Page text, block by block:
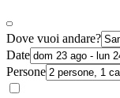
Dove vuoi andare?
Date
Persone